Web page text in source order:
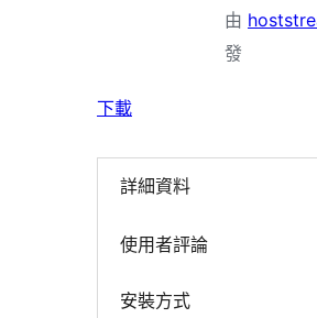
由
發
下載
詳細資料
使用者評論
安裝方式